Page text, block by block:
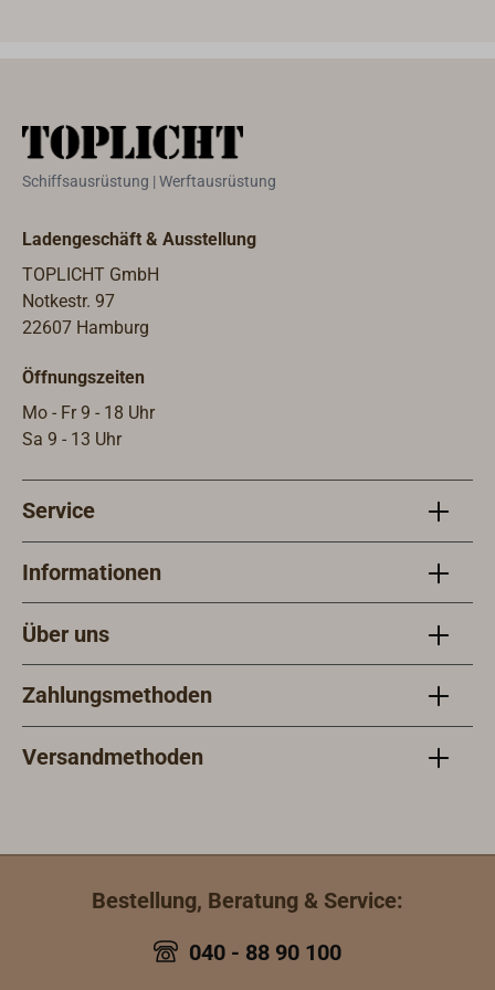
Schiffsausrüstung | Werftausrüstung
Ladengeschäft & Ausstellung
TOPLICHT GmbH
Notkestr. 97
22607 Hamburg
Öffnungszeiten
Mo - Fr 9 - 18 Uhr
Sa 9 - 13 Uhr
Service
Informationen
Über uns
Zahlungsmethoden
Versandmethoden
Bestellung, Beratung & Service:
040 - 88 90 100